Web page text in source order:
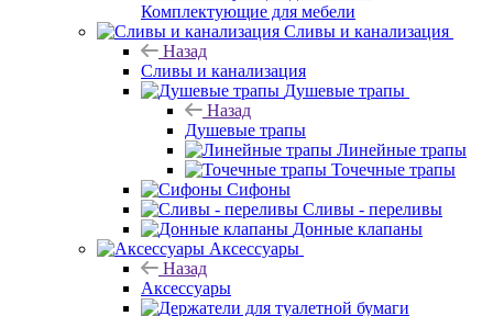
Комплектующие для мебели
Сливы и канализация
Назад
Сливы и канализация
Душевые трапы
Назад
Душевые трапы
Линейные трапы
Точечные трапы
Сифоны
Сливы - переливы
Донные клапаны
Аксессуары
Назад
Аксессуары